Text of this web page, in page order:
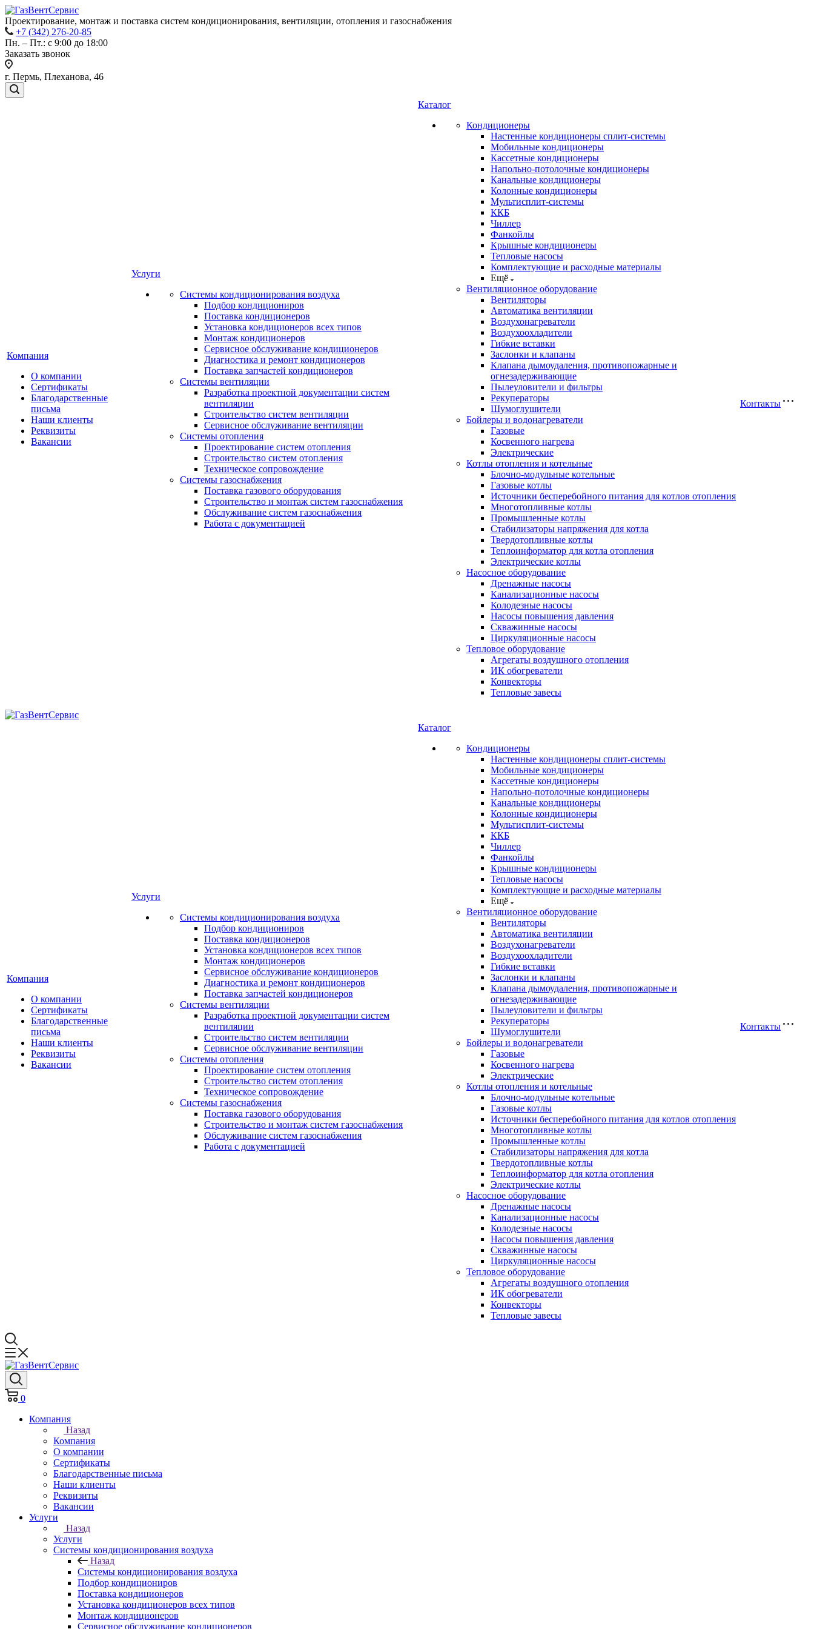
Проектирование, монтаж и поставка систем кондиционирования, вентиляции, отопления и газоснабжения
+7 (342) 276-20-85
Пн. – Пт.: с 9:00 до 18:00
Заказать звонок
г. Пермь, Плеханова, 46
Компания
О компании
Сертификаты
Благодарственные
письма
Наши клиенты
Реквизиты
Вакансии
Услуги
Системы кондиционирования воздуха
Подбор кондициониров
Поставка кондиционеров
Установка кондиционеров всех типов
Монтаж кондиционеров
Сервисное обслуживание кондиционеров
Диагностика и ремонт кондиционеров
Поставка запчастей кондиционеров
Системы вентиляции
Разработка проектной документации систем
вентиляции
Строительство систем вентиляции
Сервисное обслуживание вентиляции
Системы отопления
Проектирование систем отопления
Строительство систем отопления
Техническое сопровождение
Системы газоснабжения
Поставка газового оборудования
Строительство и монтаж систем газоснабжения
Обслуживание систем газоснабжения
Работа с документацией
Каталог
Кондиционеры
Настенные кондиционеры сплит-системы
Мобильные кондиционеры
Кассетные кондиционеры
Напольно-потолочные кондиционеры
Канальные кондиционеры
Колонные кондиционеры
Мультисплит-системы
ККБ
Чиллер
Фанкойлы
Крышные кондиционеры
Тепловые насосы
Комплектующие и расходные материалы
Ещё
Вентиляционное оборудование
Вентиляторы
Автоматика вентиляции
Воздухонагреватели
Воздухоохладители
Гибкие вставки
Заслонки и клапаны
Клапана дымоудаления, противопожарные и
огнезадерживающие
Пылеуловители и фильтры
Рекуператоры
Шумоглушители
Бойлеры и водонагреватели
Газовые
Косвенного нагрева
Электрические
Котлы отопления и котельные
Блочно-модульные котельные
Газовые котлы
Источники бесперебойного питания для котлов отопления
Многотопливные котлы
Промышленные котлы
Стабилизаторы напряжения для котла
Твердотопливные котлы
Теплоинформатор для котла отопления
Электрические котлы
Насосное оборудование
Дренажные насосы
Канализационные насосы
Колодезные насосы
Насосы повышения давления
Скважинные насосы
Циркуляционные насосы
Тепловое оборудование
Агрегаты воздушного отопления
ИК обогреватели
Конвекторы
Тепловые завесы
Контакты
Компания
О компании
Сертификаты
Благодарственные
письма
Наши клиенты
Реквизиты
Вакансии
Услуги
Системы кондиционирования воздуха
Подбор кондициониров
Поставка кондиционеров
Установка кондиционеров всех типов
Монтаж кондиционеров
Сервисное обслуживание кондиционеров
Диагностика и ремонт кондиционеров
Поставка запчастей кондиционеров
Системы вентиляции
Разработка проектной документации систем
вентиляции
Строительство систем вентиляции
Сервисное обслуживание вентиляции
Системы отопления
Проектирование систем отопления
Строительство систем отопления
Техническое сопровождение
Системы газоснабжения
Поставка газового оборудования
Строительство и монтаж систем газоснабжения
Обслуживание систем газоснабжения
Работа с документацией
Каталог
Кондиционеры
Настенные кондиционеры сплит-системы
Мобильные кондиционеры
Кассетные кондиционеры
Напольно-потолочные кондиционеры
Канальные кондиционеры
Колонные кондиционеры
Мультисплит-системы
ККБ
Чиллер
Фанкойлы
Крышные кондиционеры
Тепловые насосы
Комплектующие и расходные материалы
Ещё
Вентиляционное оборудование
Вентиляторы
Автоматика вентиляции
Воздухонагреватели
Воздухоохладители
Гибкие вставки
Заслонки и клапаны
Клапана дымоудаления, противопожарные и
огнезадерживающие
Пылеуловители и фильтры
Рекуператоры
Шумоглушители
Бойлеры и водонагреватели
Газовые
Косвенного нагрева
Электрические
Котлы отопления и котельные
Блочно-модульные котельные
Газовые котлы
Источники бесперебойного питания для котлов отопления
Многотопливные котлы
Промышленные котлы
Стабилизаторы напряжения для котла
Твердотопливные котлы
Теплоинформатор для котла отопления
Электрические котлы
Насосное оборудование
Дренажные насосы
Канализационные насосы
Колодезные насосы
Насосы повышения давления
Скважинные насосы
Циркуляционные насосы
Тепловое оборудование
Агрегаты воздушного отопления
ИК обогреватели
Конвекторы
Тепловые завесы
Контакты
0
Компания
Назад
Компания
О компании
Сертификаты
Благодарственные письма
Наши клиенты
Реквизиты
Вакансии
Услуги
Назад
Услуги
Системы кондиционирования воздуха
Назад
Системы кондиционирования воздуха
Подбор кондициониров
Поставка кондиционеров
Установка кондиционеров всех типов
Монтаж кондиционеров
Сервисное обслуживание кондиционеров